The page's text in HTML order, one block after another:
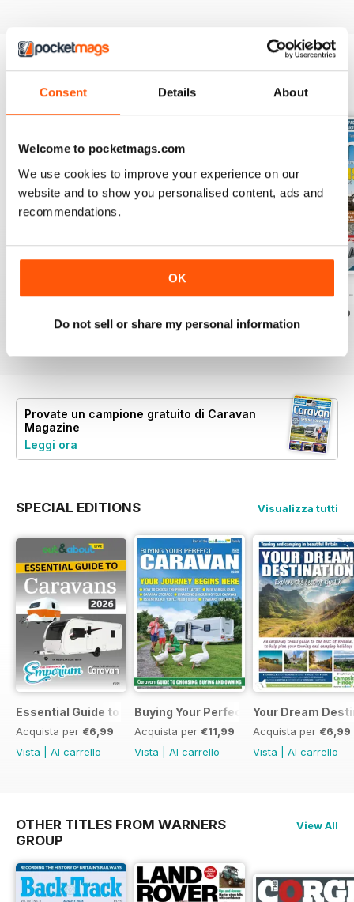
Consent Details About
Welcome to pocketmags.com
We use cookies to improve your experience on our
website and to show you personalised content, ads and
recommendations.
OK
Do not sell or share my personal information
EDIZIONI INDIETRO Visualizza tutti
Caravan - Summer 2026Family fun road trips - Caravan July
Al carrello
Coastal Charms
€6,99
Provate un campione gratuito di Caravan
Magazine
Leggi ora
SPECIAL EDITIONS Visualizza tutti
Essential Guide to Caravans 2026
Acquista per €6,99
Vista
Al carrello
Buying Your Perfect Caravan 2025
Acquista per €11,99
Vista
Al carrello
Your Dream
Acquista per €6,99
Vista
Al carrello
OTHER TITLES FROM WARNERS
GROUP
View All